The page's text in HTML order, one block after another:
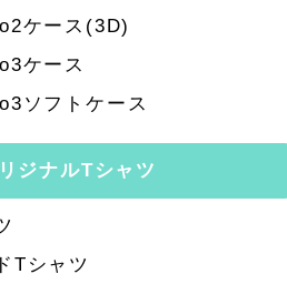
ケース(3D)
ケース
ソフトケース
ジナルTシャツ
Tシャツ